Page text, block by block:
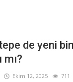
de yeni
mı?
Ekim 12, 2025 711